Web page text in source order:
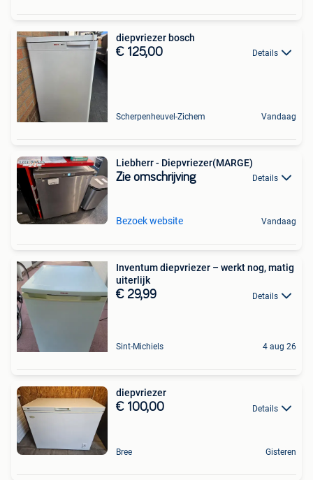
diepvriezer bosch
€ 125,00 Details
Scherpenheuvel-Zichem Vandaag
Liebherr - Diepvriezer(MARGE)
Zie omschrijving Details
Bezoek website Vandaag
Inventum diepvriezer – werkt nog, matig
uiterlijk
€ 29,99 Details
Sint-Michiels 4 aug 26
diepvriezer
€ 100,00 Details
Bree Gisteren